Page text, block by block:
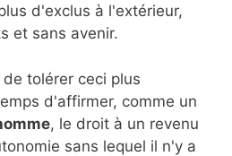
d'exclus à l'extérieur,
et sans avenir.
tolérer ceci plus
d'affirmer, comme un
, le droit à un revenu
sans lequel il n'y a